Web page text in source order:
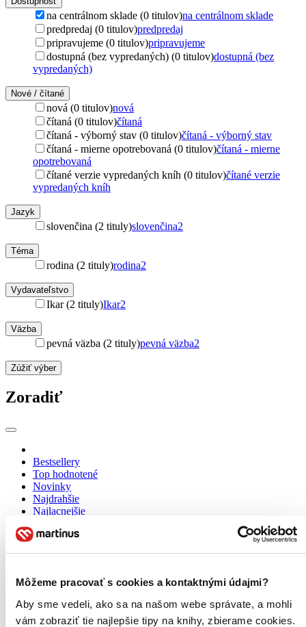
Môžeme pracovať s cookies a kontaktnými údajmi?
Aby sme vedeli, ako sa na našom webe správate, a mohli
vám zobraziť tie najlepšie tipy na knihy, zbierame cookies.
na centrálnom sklade (0 titulov)na centrálnom sklade
predpredaj (0 titulov)predpredaj
pripravujeme (0 titulov)pripravujeme
dostupná (bez vypredaných) (0 titulov)dostupná (bez
vypredaných)
Nové / čítané
nová (0 titulov)nová
čítaná (0 titulov)čítaná
čítaná - výborný stav (0 titulov)čítaná - výborný stav
čítaná - mierne opotrebovaná (0 titulov)čítaná - mierne
opotrebovaná
čítané verzie vypredaných kníh (0 titulov)čítané verzie
vypredaných kníh
Jazyk
slovenčina (2 tituly)slovenčina2
Téma
rodina (2 tituly)rodina2
Vydavateľstvo
Ikar (2 tituly)Ikar2
Väzba
pevná väzba (2 tituly)pevná väzba2
Zúžiť výber
Zoradiť
Bestsellery
Top hodnotené
Novinky
Najdrahšie
Najlacnejšie
na skladeKnihy